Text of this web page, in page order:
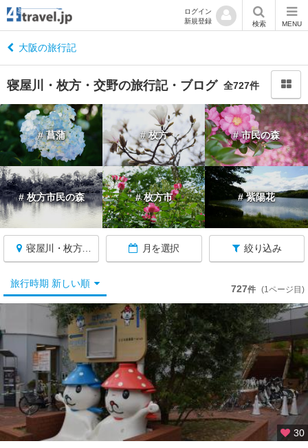
ログイン
新規登録
検索 MENU
大阪の旅行記
寝屋川・枚方・交野の旅行記・ブログ 全727件
# 菖蒲 # 枚方 # 市民の森
# 枚方市民の森 # 枚方市 # 紫陽花
寝屋川・枚方・交野 月を選択 絞り込み
大
阪
へ
戻
る
大
阪
べ
て
市
門
真
・
守
口
・
旅行時期 新しい順 727件 (1ページ目)
30